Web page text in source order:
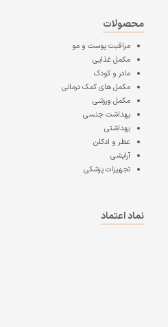
محصولات
مراقبت پوست و مو
مکمل غذایی
مادر و کودک
مکمل های کمک درمانی
مکمل ورزشی
بهداشت جنسی
بهداشتی
عطر و ادکلن
آرایشی
تجهیزات پزشکی
نماد اعتماد